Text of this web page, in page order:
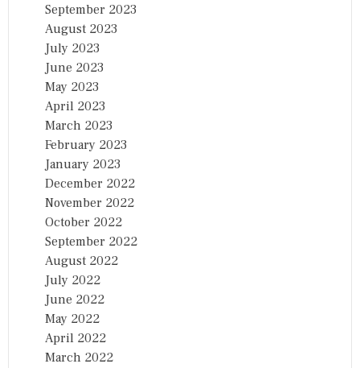
September 2023
August 2023
July 2023
June 2023
May 2023
April 2023
March 2023
February 2023
January 2023
December 2022
November 2022
October 2022
September 2022
August 2022
July 2022
June 2022
May 2022
April 2022
March 2022